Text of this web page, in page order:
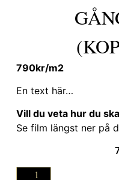
790kr/m2
En text här…
Vill du veta hur du
Se film längst ner på